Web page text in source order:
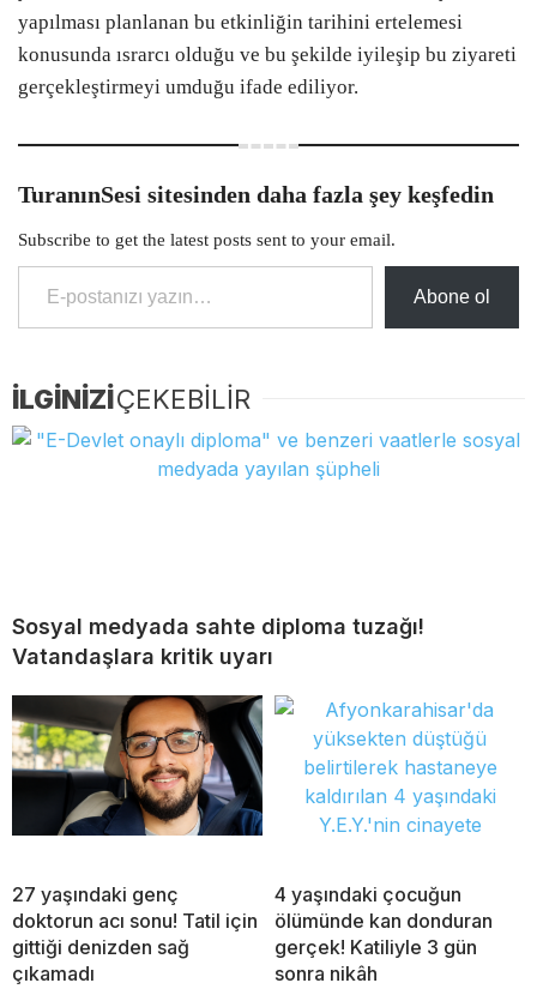
yapılması planlanan bu etkinliğin tarihini ertelemesi
konusunda ısrarcı olduğu ve bu şekilde iyileşip bu ziyareti
gerçekleştirmeyi umduğu ifade ediliyor.
TuranınSesi sitesinden daha fazla şey keşfedin
Subscribe to get the latest posts sent to your email.
E-postanızı yazın…
Abone ol
İLGİNİZİÇEKEBİLİR
Sosyal medyada sahte diploma tuzağı!
Vatandaşlara kritik uyarı
27 yaşındaki genç
doktorun acı sonu! Tatil için
gittiği denizden sağ
çıkamadı
4 yaşındaki çocuğun
ölümünde kan donduran
gerçek! Katiliyle 3 gün
sonra nikâh